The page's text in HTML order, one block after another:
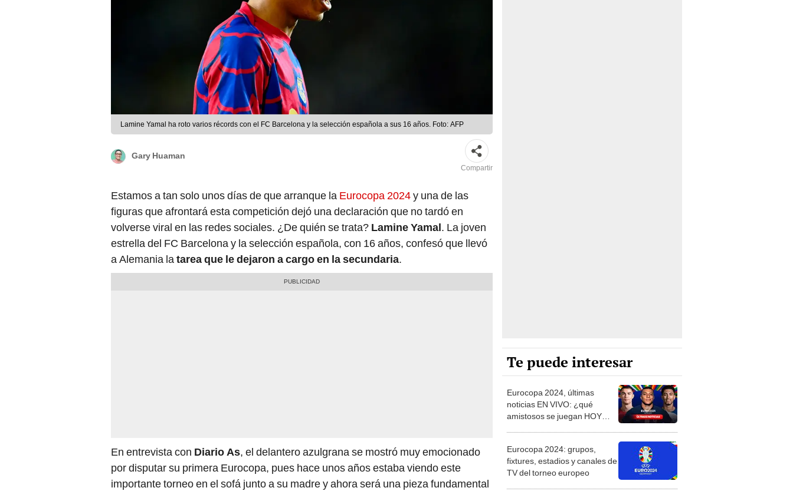
Lamine Yamal ha roto varios récords con el FC Barcelona y la selección española a sus 16 años. Foto: AFP
Gary Huaman
Compartir
Estamos a tan solo unos días de que arranque la Eurocopa 2024y una de las
figuras que afrontará esta competición dejó una declaración que no tardó en
volverse viral en las redes sociales. ¿De quién se trata? Lamine Yamal. La joven
estrella del FC Barcelona y la selección española, con 16 años, confesó que llevó
a Alemania latarea que le dejaron a cargo en la secundaria.
En entrevista con Diario As, el delantero azulgrana se mostró muy emocionado
por disputar su primera Eurocopa, pues hace unos años estaba viendo este
importante torneo en el sofá junto a su madre y ahora será una pieza fundamental
Te puede interesar
Eurocopa 2024, últimas
noticias EN VIVO: ¿qué
amistosos se juegan HOY
Eurocopa 2024: grupos,
fixtures, estadios y canales de
TV del torneo europeo